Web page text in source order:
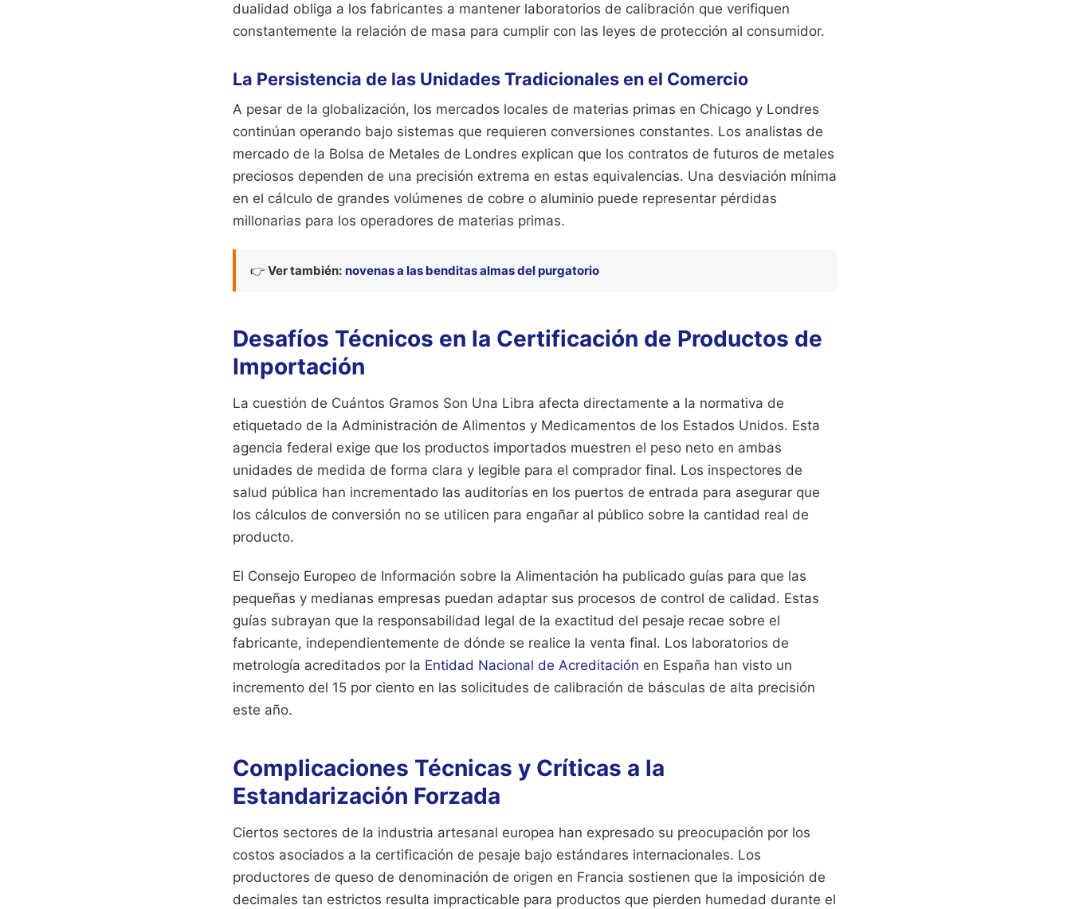
dualidad obliga a los fabricantes a mantener laboratorios de calibración que verifiquen
constantemente la relación de masa para cumplir con las leyes de protección al consumidor.
La Persistencia de las Unidades Tradicionales en el Comercio
A pesar de la globalización, los mercados locales de materias primas en Chicago y Londres
continúan operando bajo sistemas que requieren conversiones constantes. Los analistas de
mercado de la Bolsa de Metales de Londres explican que los contratos de futuros de metales
preciosos dependen de una precisión extrema en estas equivalencias. Una desviación mínima
en el cálculo de grandes volúmenes de cobre o aluminio puede representar pérdidas
millonarias para los operadores de materias primas.
👉 Ver también: novenas a las benditas almas del purgatorio
Desafíos Técnicos en la Certificación de Productos de
Importación
La cuestión de Cuántos Gramos Son Una Libra afecta directamente a la normativa de
etiquetado de la Administración de Alimentos y Medicamentos de los Estados Unidos. Esta
agencia federal exige que los productos importados muestren el peso neto en ambas
unidades de medida de forma clara y legible para el comprador final. Los inspectores de
salud pública han incrementado las auditorías en los puertos de entrada para asegurar que
los cálculos de conversión no se utilicen para engañar al público sobre la cantidad real de
producto.
El Consejo Europeo de Información sobre la Alimentación ha publicado guías para que las
pequeñas y medianas empresas puedan adaptar sus procesos de control de calidad. Estas
guías subrayan que la responsabilidad legal de la exactitud del pesaje recae sobre el
fabricante, independientemente de dónde se realice la venta final. Los laboratorios de
metrología acreditados por la Entidad Nacional de Acreditación en España han visto un
incremento del 15 por ciento en las solicitudes de calibración de básculas de alta precisión
este año.
Complicaciones Técnicas y Críticas a la
Estandarización Forzada
Ciertos sectores de la industria artesanal europea han expresado su preocupación por los
costos asociados a la certificación de pesaje bajo estándares internacionales. Los
productores de queso de denominación de origen en Francia sostienen que la imposición de
decimales tan estrictos resulta impracticable para productos que pierden humedad durante el